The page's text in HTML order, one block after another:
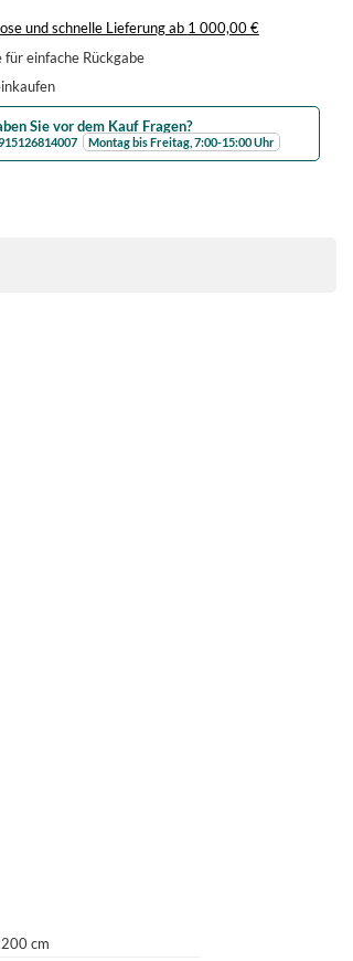
und schnelle Lieferungab 1 000,00 €
für einfache Rückgabe
Sie vor dem Kauf Fragen?
Montag bis Freitag, 7:00-15:00 Uhr
cm